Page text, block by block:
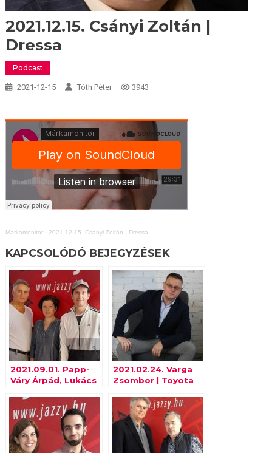
2021.12.15. Csányi Zoltán |
Dressa
Podcast
2021-12-15 Tóth Péter 3943
Márkamonitor· 2021.12.15. Csányi Zoltán | Dressa
KAPCSOLÓDÓ BEJEGYZÉSEK
2021.09.01. Papp-
Váry Árpád, Lukács
2021.02.24. Varga
Zsombor | Toyota